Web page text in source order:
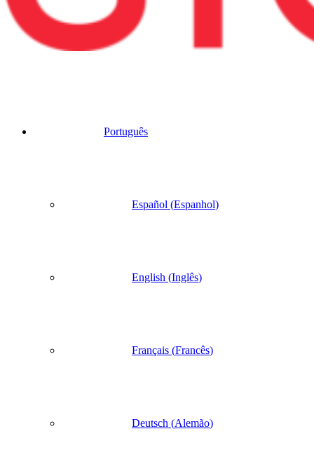
Português
Español (Espanhol)
English (Inglês)
Français (Francês)
Deutsch (Alemão)